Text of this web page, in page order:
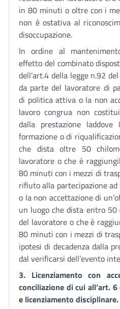
in 80 minuti o oltre con i
non è ostativa al
disoccupazione.
In ordine al
effetto del combinato
dell’art.4 della legge n.92
da parte del lavoratore di
di politica attiva o la non
lavoro congrua non
dalla prestazione
formazione o di
che dista oltre 50
lavoratore o che è
80 minuti con i mezzi di
rifiuto alla partecipazione
o la non accettazione di
un luogo che dista entro
del lavoratore o che è
80 minuti con i mezzi di
ipotesi di decadenza dalla
dal verificarsi dell’evento
3. Licenziamento con
conciliazione di cui all’art.
e licenziamento disciplinare.